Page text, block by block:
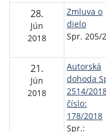
28.
Jún
2018
Zmluva o
dielo
Spr. 205/
21.
Jún
2018
Autorská
dohoda
2514/
číslo:
178/2018
Spr.: